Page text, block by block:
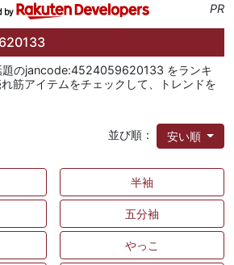
PR
題のjancode:4524059620133 をランキ
筋アイテムをチェックして、トレンドを
並び順： 安い順
半袖
五分袖
やっこ